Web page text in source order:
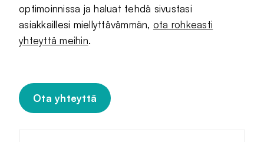
optimoinnissa ja haluat tehdä sivustasi
asiakkaillesi miellyttävämmän, ota rohkeasti
yhteyttä meihin.
Ota yhteyttä